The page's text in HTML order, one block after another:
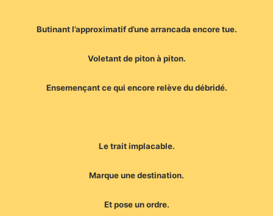
Butinant l’approximatif d’une arrancada encore tue.
Voletant de piton à piton.
Ensemençant ce qui encore relève du débridé.
Le trait implacable.
Marque une destination.
Et pose un ordre.